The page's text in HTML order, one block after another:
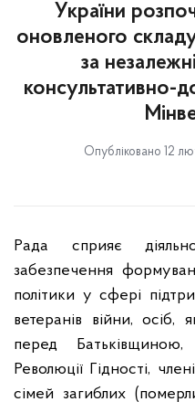
України
оновленого
за
консультативно-
Опубліковано 12
Рада сприяє
забезпечення
політики у сфері
ветеранів війни, осіб,
перед Батьківщиною,
Революції Гідності,
сімей загиблих